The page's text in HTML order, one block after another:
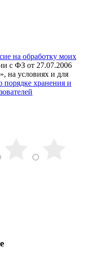
на обработку моих
с ФЗ от 27.07.2006
на условиях и для
хранения и